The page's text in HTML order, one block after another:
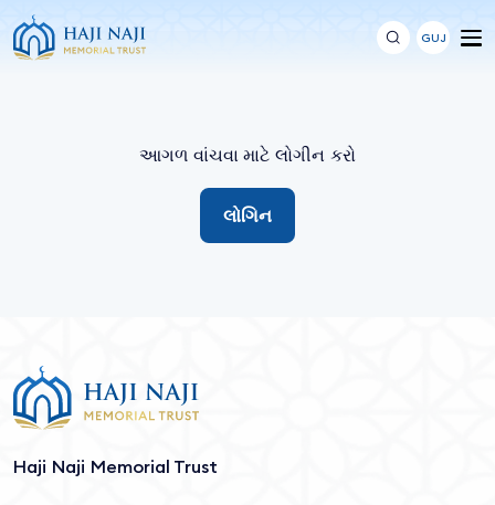
GUJ
આગળ વાંચવા માટે લોગીન કરો
લોગિન
Haji Naji Memorial Trust